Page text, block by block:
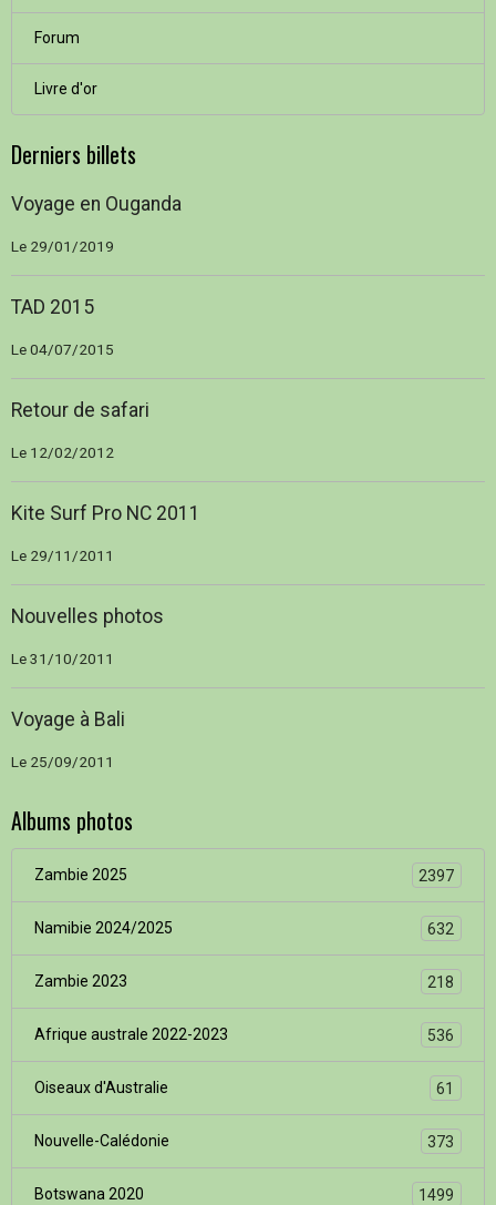
Forum
Livre d'or
Derniers billets
Voyage en Ouganda
Le 29/01/2019
TAD 2015
Le 04/07/2015
Retour de safari
Le 12/02/2012
Kite Surf Pro NC 2011
Le 29/11/2011
Nouvelles photos
Le 31/10/2011
Voyage à Bali
Le 25/09/2011
Albums photos
Zambie 2025 2397
Namibie 2024/2025 632
Zambie 2023 218
Afrique australe 2022-2023 536
Oiseaux d'Australie 61
Nouvelle-Calédonie 373
Botswana 2020 1499